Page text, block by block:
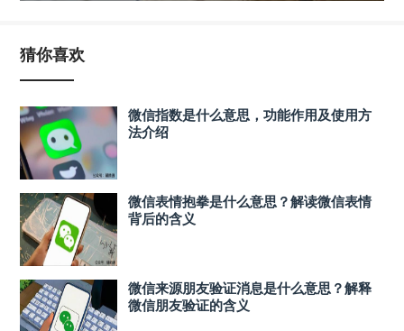
猜你喜欢
微信指数是什么意思，功能作用及使用方
法介绍
微信表情抱拳是什么意思？解读微信表情
背后的含义
微信来源朋友验证消息是什么意思？解释
微信朋友验证的含义